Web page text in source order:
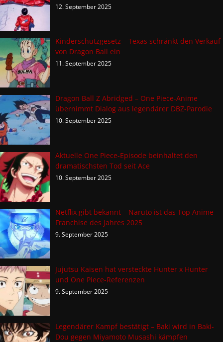
12. September 2025
Kinderschutzgesetz – Texas schränkt den Verkauf
von Dragon Ball ein
11. September 2025
Dragon Ball Z Abridged – One Piece-Anime
übernimmt Dialog aus legendärer DBZ-Parodie
10. September 2025
Aktuelle One Piece-Episode beinhaltet den
dramatischsten Tod seit Ace
10. September 2025
Netflix gibt bekannt – Naruto ist das Top Anime-
Franchise des Jahres 2025
9. September 2025
Jujutsu Kaisen hat versteckte Hunter x Hunter
und One Piece-Referenzen
9. September 2025
Legendärer Kampf bestätigt – Baki wird in Baki-
Dou gegen Miyamoto Musashi kämpfen